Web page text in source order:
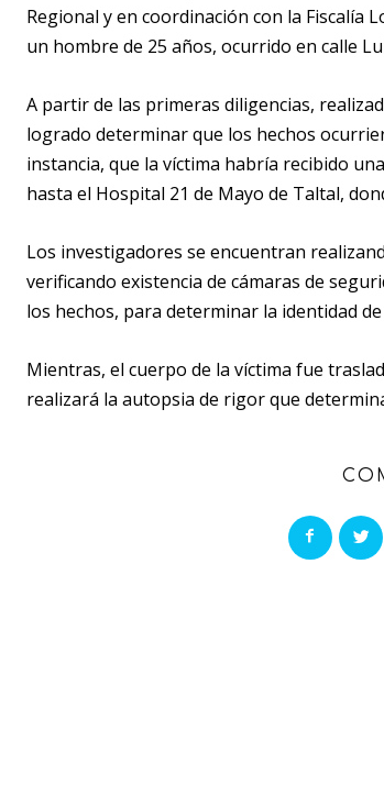
Regional y en coordinación con la Fiscalía
un hombre de 25 años, ocurrido en calle
A partir de las primeras diligencias,
logrado determinar que los hechos
instancia, que la víctima habría recibido
hasta el Hospital 21 de Mayo de Taltal,
Los investigadores se encuentran
verificando existencia de cámaras de
los hechos, para determinar la identidad
Mientras, el cuerpo de la víctima fue
realizará la autopsia de rigor que